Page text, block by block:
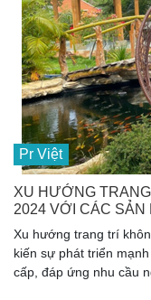
Pr Việt
XU HƯỚNG
2024 VỚI CÁC SẢN
Xu hướng trang trí
kiến sự phát triển
cấp, đáp ứng nhu cầu